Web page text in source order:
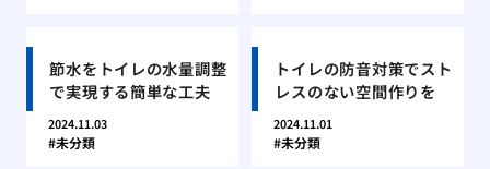
節水をトイレの水量調整
で実現する簡単な工夫
2024.11.03
未分類
トイレの防音対策でスト
レスのない空間作りを
2024.11.01
未分類